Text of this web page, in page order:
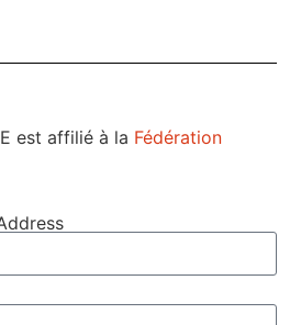
est affilié à la Fédération